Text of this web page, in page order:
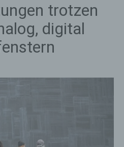
trotzen
digital